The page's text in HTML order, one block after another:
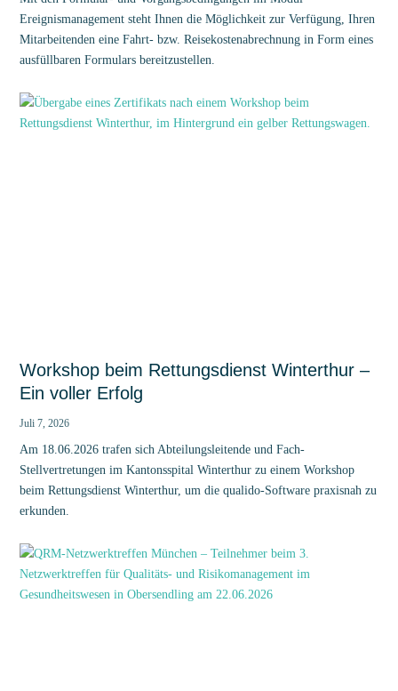
Ereignismanagement steht Ihnen die Möglichkeit zur Verfügung, Ihren
Mitarbeitenden eine Fahrt- bzw. Reisekostenabrechnung in Form eines
ausfüllbaren Formulars bereitzustellen.
Workshop beim Rettungsdienst Winterthur –
Ein voller Erfolg
Juli 7, 2026
Am 18.06.2026 trafen sich Abteilungsleitende und Fach-
Stellvertretungen im Kantonsspital Winterthur zu einem Workshop
beim Rettungsdienst Winterthur, um die qualido-Software praxisnah zu
erkunden.